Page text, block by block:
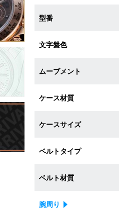
型番
文字盤色
ムーブメント
ケース材質
ケースサイズ
ベルトタイプ
ベルト材質
腕周り